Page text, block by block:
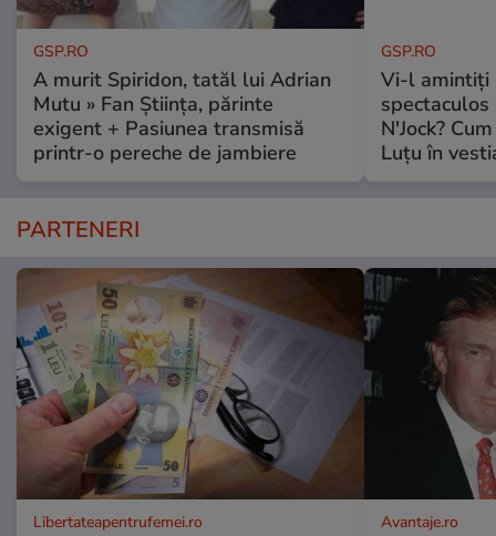
GSP.RO
A murit Spiridon, tatăl lui Adrian
Mutu » Fan Știința, părinte
exigent + Pasiunea transmisă
printr-o pereche de jambiere
GSP.RO
Vi-l amintiți
spectaculos
N'Jock?
Luțu în
PARTENERI
Libertateapentrufemei.ro Avantaje.ro